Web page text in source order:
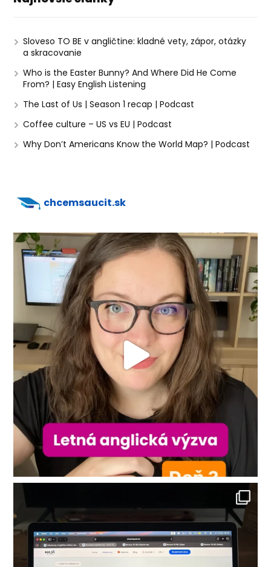
Sloveso TO BE v angličtine: kladné vety, zápor, otázky
a skracovanie
Who is the Easter Bunny? And Where Did He Come
From? | Easy English Listening
The Last of Us | Season 1 recap | Podcast
Coffee culture – US vs EU | Podcast
Why Don’t Americans Know the World Map? | Podcast
chcemsaucit.sk